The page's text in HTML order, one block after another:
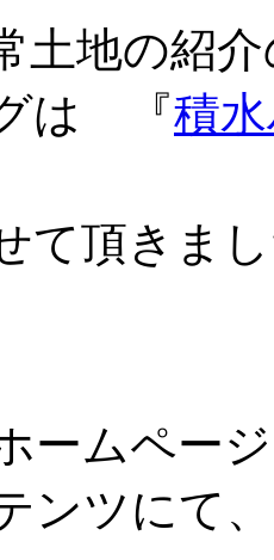
土地の紹
は 『積
て頂きま
ームペー
ンツにて、